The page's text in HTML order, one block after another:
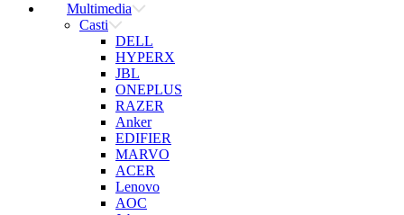
Multimedia
Casti
DELL
HYPERX
JBL
ONEPLUS
RAZER
Anker
EDIFIER
MARVO
ACER
Lenovo
AOC